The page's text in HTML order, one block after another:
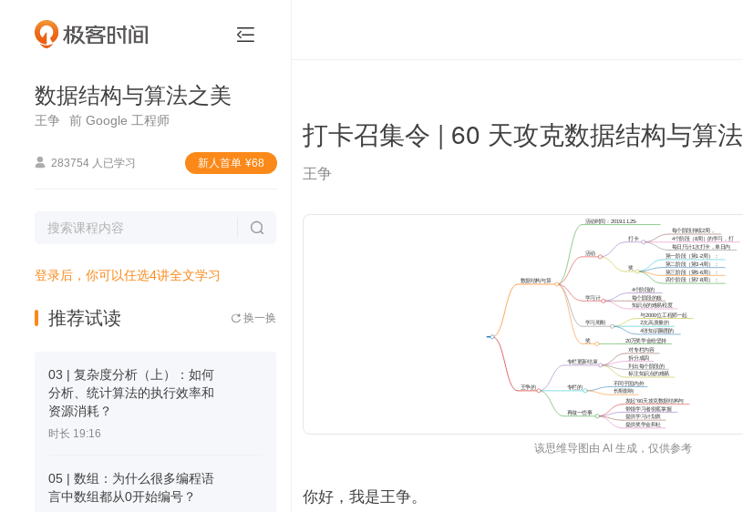

数据结构与算法之美
王争 前 Google 工程师
 283754 人已学习 新⼈⾸单 ¥68

登录后，你可以任选4讲全文学习
推荐试读  换一换
03 | 复杂度分析（上）：如何
分析、统计算法的执行效率和
资源消耗？
时长 19:16
05 | 数组：为什么很多编程语
言中数组都从0开始编号？
 数据结构与算法之美
打卡召集令 | 60 天攻克数据结构与算法
王争
四个阶段（第7-8周）：
第三阶段（第5-6周）：
¥35 奖励金
第二阶段（第3-4周）：
¥25 奖励金
第一阶段（第1-2周）：
¥15 奖励金
每日只计1次打卡，单日内
多次打卡视为1次
4个阶段（8周）的学习，打
卡总数仅需30次
每个阶段持续2周，
每周打卡3次
提供奖学金和社
提供学习计划表
和知识脑图
带领学习者彻底掌握
数据结构与算法
发起“60天攻克数据结构与
算法”打卡行动
长期影响
学习者
不同于国内外
经典书籍
标注知识点的难易
程度和重要性
列出每个阶段的
核心知识点
拆分成四
个阶段
对专栏内容
重新梳理
20万奖学金给坚持
下来的同学
4张知识脑图的
整理和发布
2次高质量的
社群分享
与2000位工程师一起
学习和激励
知识点的难易程度
和重要性评分
每个阶段的核
心知识点
4个阶段的
学习重点
奖
打卡
再做一些事
专栏的
专栏更新结束
奖
学习周期
学习计
活动
活动时间：2019.11.25-
王争的
数据结构与算
该思维导图由 AI 生成，仅供参考
你好，我是王争。